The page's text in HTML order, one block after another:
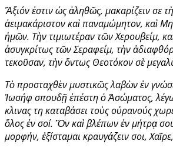
Ἄξιόν ἐστιν ὡς ἀληθῶς, μακαρίζειν σε
ἀειμακάριστον καὶ παναμώμητον, καὶ
ἡμῶν. Τὴν τιμιωτέραν τῶν Χερουβείμ,
ἀσυγκρίτως τῶν Σεραφείμ, τὴν
τεκοῦσαν, τὴν ὄντως Θεοτόκον σὲ
Τὸ προσταχθὲν μυστικῶς λαβὼν ἐν
Ἰωσήφ σπουδῇ ἐπέστη ὁ Ἀσώματος,
κλινας τη καταβάσει τοὺς οὐρανούς
ὅλος ἐν σοί. Ὃν καὶ βλέπων ἐν μήτρᾳ
μορφήν, ἐξίσταμαι κραυγάζειν σοι,